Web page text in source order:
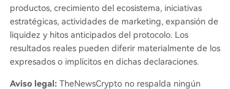
productos, crecimiento del ecosistema, iniciativas
estratégicas, actividades de marketing, expansión de
liquidez y hitos anticipados del protocolo. Los
resultados reales pueden diferir materialmente de los
expresados o implícitos en dichas declaraciones.
Aviso legal: TheNewsCrypto no respalda ningún